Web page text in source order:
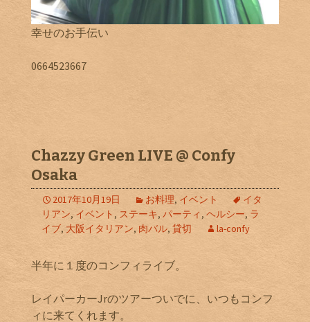
幸せのお手伝い
0664523667
Chazzy Green LIVE @ Confy
Osaka
2017年10月19日 お料理, イベント
イタ
リアン, イベント , ステーキ, パーティ , ヘルシー, ラ
イブ, 大阪イタリアン, 肉バル, 貸切 la-confy
半年に１度のコンフィライブ。
レイパーカーJrのツアーついでに、いつもコンフ
ィに来てくれます。